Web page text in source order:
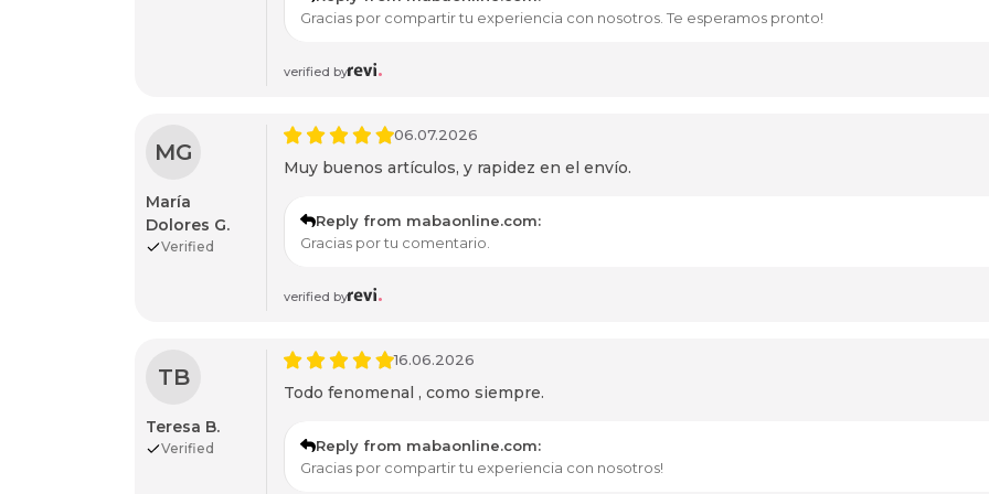
Gracias por compartir tu experiencia con nosotros. Te esperamos pronto!
verified by
MG
María
Dolores G.
Verified
06.07.2026
Muy buenos artículos, y rapidez en el envío.
Reply from mabaonline.com:
Gracias por tu comentario.
verified by
TB
Teresa B.
Verified
16.06.2026
Todo fenomenal , como siempre.
Reply from mabaonline.com:
Gracias por compartir tu experiencia con nosotros!